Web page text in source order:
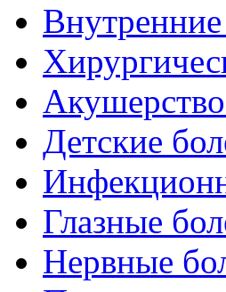
Детские
Глазные
Нервные